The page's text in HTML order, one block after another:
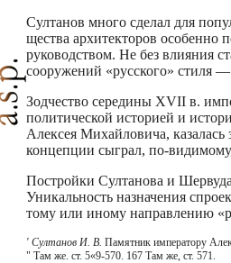
Султанов много сделал для
щества архитекторов особенно
руководством. Не без влияния
сооружений «русского» стиля
Зодчество середины XVII в.
политической историей и
Алексея Михайловича,
концепции сыграл, по-
Постройки Султанова и
Уникальность назначения
тому или иному направлению
' Султанов И. В. Памятник императору
" Там же. ст. 5«9-570. 167 Там же, ст. 571.